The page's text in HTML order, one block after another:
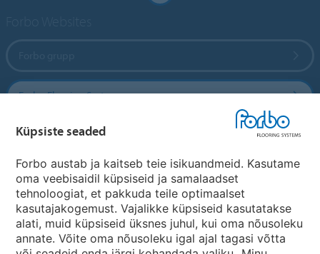
Forbo Flooring Systems
Forbo Movement Systems
Riikide saidid
Vali oma riik
Küpsiste seaded
Forbo austab ja kaitseb teie isikuandmeid. Kasutame
oma veebisaidil küpsiseid ja samalaadset
tehnoloogiat, et pakkuda teile optimaalset
kasutajakogemust. Vajalikke küpsiseid kasutatakse
alati, muid küpsiseid üksnes juhul, kui oma nõusoleku
annate. Võite oma nõusoleku igal ajal tagasi võtta